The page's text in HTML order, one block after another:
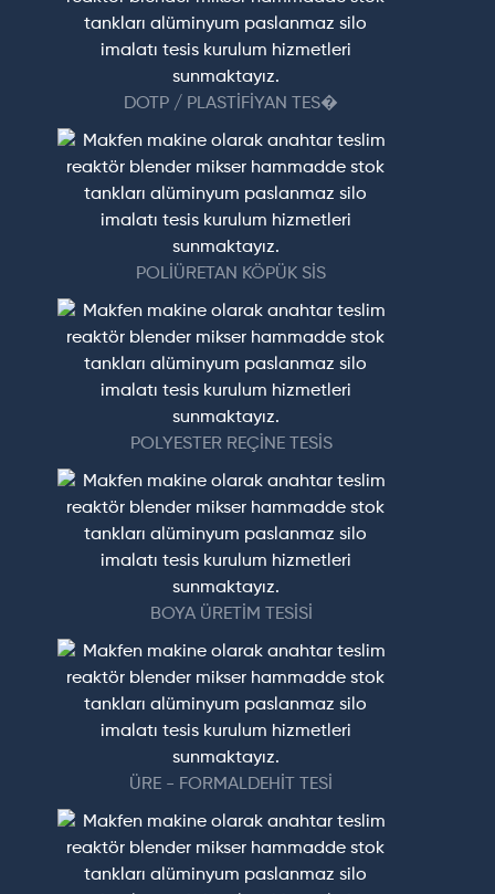
DOTP / PLASTİFİYAN TES�
POLİÜRETAN KÖPÜK SİS
POLYESTER REÇİNE TESİS
BOYA ÜRETİM TESİSİ
ÜRE - FORMALDEHİT TESİ